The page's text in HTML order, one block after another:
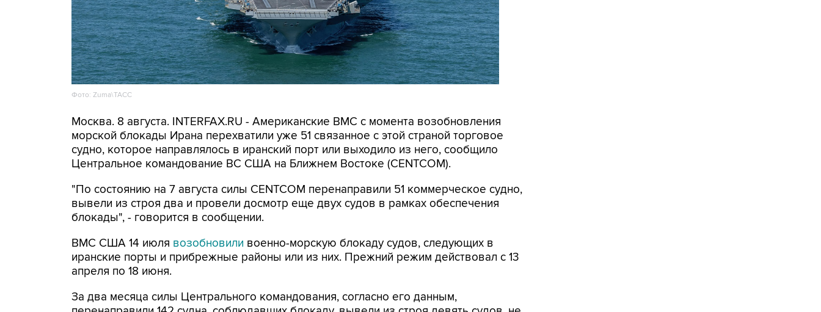
Фото: Zuma\ТАСС
Москва. 8 августа. INTERFAX.RU - Американские ВМС с момента возобновления
морской блокады Ирана перехватили уже 51 связанное с этой страной торговое
судно, которое направлялось в иранский порт или выходило из него, сообщило
Центральное командование ВС США на Ближнем Востоке (CENTCOM).
"По состоянию на 7 августа силы CENTCOM перенаправили 51 коммерческое судно,
вывели из строя два и провели досмотр еще двух судов в рамках обеспечения
блокады", - говорится в сообщении.
ВМС США 14 июля возобновили военно-морскую блокаду судов, следующих в
иранские порты и прибрежные районы или из них. Прежний режим действовал с 13
апреля по 18 июня.
За два месяца силы Центрального командования, согласно его данным,